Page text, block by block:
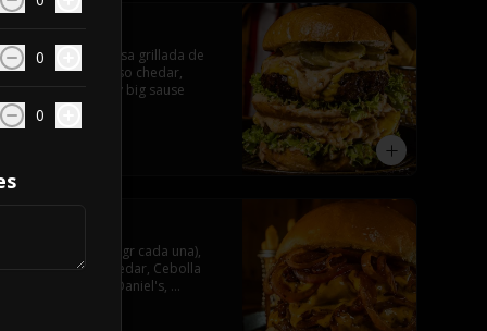
Doble hamburguesa grillada de
250 gr, doble queso chedar,
lechuga pepinillo y big sause
Doble Burger (250gr cada una),
Doble Queso Cheedar, Cebolla
Marinada en Jack Daniel's,
0
0